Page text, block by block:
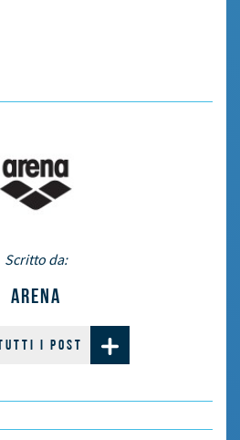
Scritto da:
ARENA
I POST